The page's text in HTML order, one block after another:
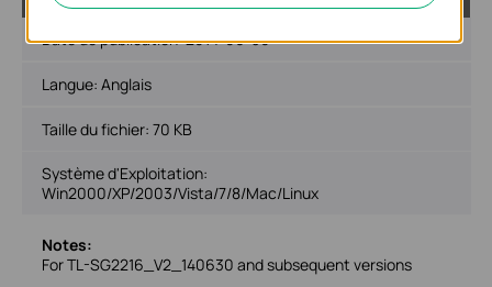
Date de publication:2014-06-30
Langue: Anglais
Taille du fichier: 70 KB
Système d'Exploitation:
Win2000/XP/2003/Vista/7/8/Mac/Linux
Notes:
For TL-SG2216_V2_140630 and subsequent versions